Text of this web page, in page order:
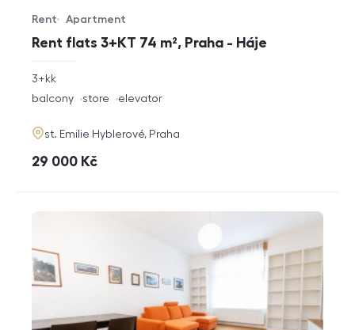
Rent flats 3+KT 74 m², Praha - Háje
Offer type
Rent
Property type
Apartment
rozměry
3+kk
funkce
balcony store elevator
adresa
st. Emilie Hyblerové, Praha
cena
29 000 Kč